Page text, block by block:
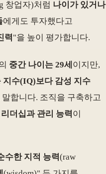
창업자)처럼 나이가 있거나
에게도 투자했다고
력"을 높이 평가합니다.
중간 나이는 29세 이지만,
지수(IQ)보다 감성 지수
말합니다. 조직을 구축하고
리더십과 관리 능력이
수한 지적 능력(raw